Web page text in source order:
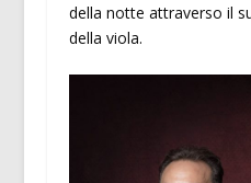
della notte attraverso il
della viola.